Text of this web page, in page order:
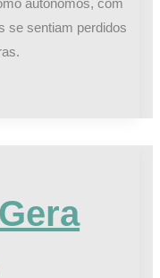
se sentiam perdidos